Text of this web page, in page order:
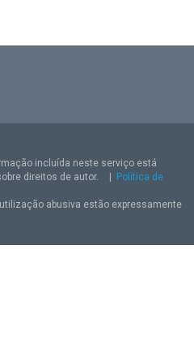
incluída neste serviço está
direitos de autor.
Política de
abusiva estão expressamente